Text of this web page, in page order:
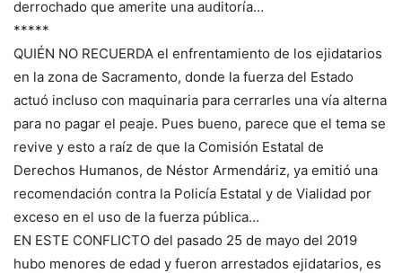
derrochado que amerite una auditoría…
*****
QUIÉN NO RECUERDA el enfrentamiento de los ejidatarios
en la zona de Sacramento, donde la fuerza del Estado
actuó incluso con maquinaria para cerrarles una vía alterna
para no pagar el peaje. Pues bueno, parece que el tema se
revive y esto a raíz de que la Comisión Estatal de
Derechos Humanos, de Néstor Armendáriz, ya emitió una
recomendación contra la Policía Estatal y de Vialidad por
exceso en el uso de la fuerza pública…
EN ESTE CONFLICTO del pasado 25 de mayo del 2019
hubo menores de edad y fueron arrestados ejidatarios, es